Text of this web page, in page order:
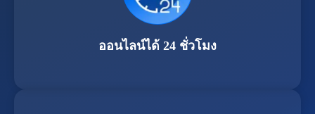
ออนไลน์ได้ 24 ชั่วโมง